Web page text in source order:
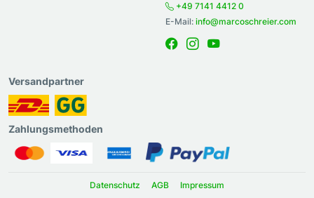
+49 7141 4412 0
E-Mail: info@marcoschreier.com
Versandpartner
Zahlungsmethoden
Datenschutz AGB
Impressum